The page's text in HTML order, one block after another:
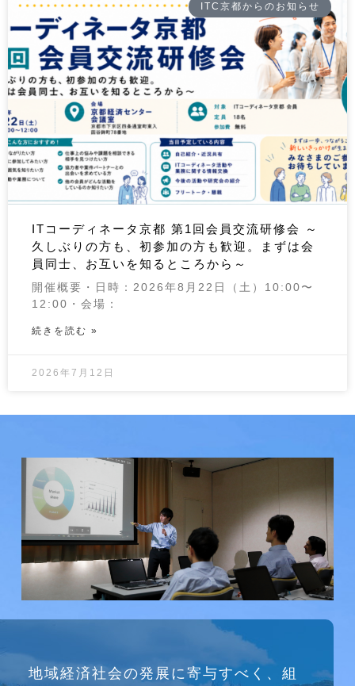
ITC京都からのお知らせ
ITコーディネータ京都 第1回会員交流研修会 ～
久しぶりの方も、初参加の方も歓迎。まずは会
員同士、お互いを知るところから～
開催概要・日時：2026年8月22日（土）10:00〜
12:00・会場：
続きを読む »
2026年7月12日
地域経済社会の発展に寄与すべく、組